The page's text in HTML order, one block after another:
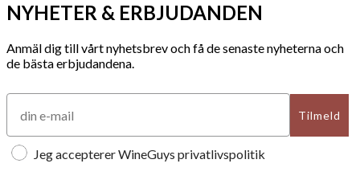
NYHETER & ERBJUDANDEN
Anmäl dig till vårt nyhetsbrev och få de senaste nyheterna och
de bästa erbjudandena.
Tilmeld
Jeg accepterer WineGuys privatlivspolitik